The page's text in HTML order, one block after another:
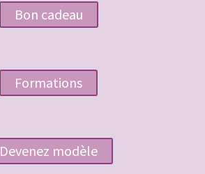
Bon cadeau
Formations
Devenez modèle